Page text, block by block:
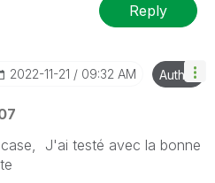
Reply
‎2022-11-21 09:32 AM Author
J'ai testé avec la bonne